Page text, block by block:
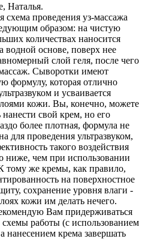
Наталья.
схема проведения уз-массажа
образом: на чистую
количествах наносится
водной основе, поверх нее
слой геля, после чего
Сыворотки имеют
формулу, которая отлично
и усваивается
кожи. Вы, конечно, можете
нанести свой крем, но его
более плотная, формула не
для проведения ультразвуком,
такого воздействия
ниже, чем при использовании
тому же кремы, как правило,
на поверхностное
сохранение уровня влаги -
кожи им делать нечего.
Вам придерживаться
схемы работы (с использованием
нанесением крема завершать